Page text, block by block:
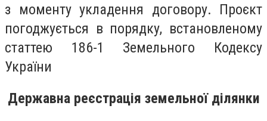
з моменту укладення договору. Проєкт
погоджується в порядку, встановленому
статтею 186-1 Земельного Кодексу
України
Державна реєстрація земельної ділянки